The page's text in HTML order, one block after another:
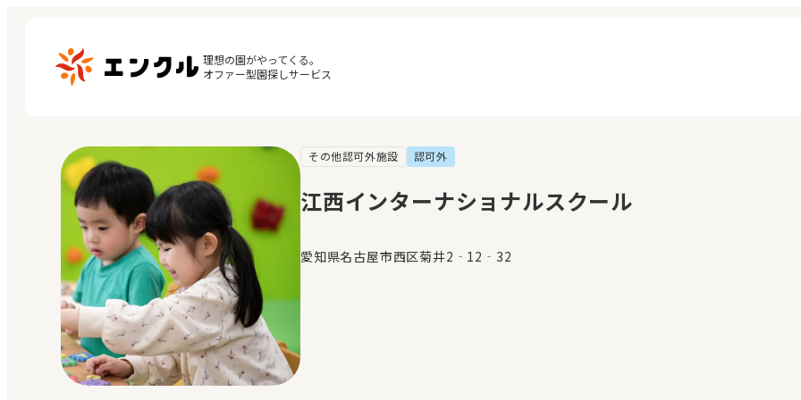
理想の園がやってくる。
オファー型園探しサービス
保育園・幼稚園を探す
地図から探す
地域から探す
マイページ
閲覧履歴
お気に入り
その他認可外施設 認可外
江西インターナショナルスクール
愛知県名古屋市西区菊井2‐12‐32